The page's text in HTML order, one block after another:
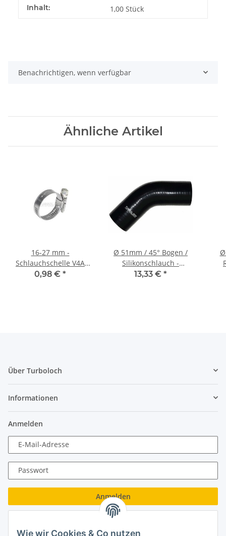
Inhalt: 1,00 Stück
Benachrichtigen, wenn verfügbar
Ähnliche Artikel
16-27 mm -
Schlauchschelle V4A
1.4401 Edelstahl B:9 mm
0,98 € *
Ø 51mm / 45° Bogen /
Silikonschlauch -
schwarz
13,33 € *
Über Turboloch
Informationen
Anmelden
E-Mail-Adresse
Passwort
Anmelden
Neu hier?Jetzt registrieren!
Wie wir Cookies & Co nutzen